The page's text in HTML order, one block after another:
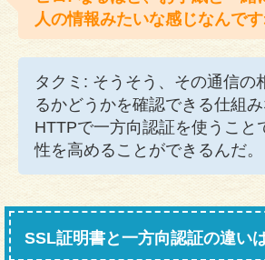
人の情報みたいな感じなんです
タクミ: そうそう、その通信の
るかどうかを確認できる仕組み
HTTPで一方向認証を使うこと
性を高めることができるんだ。
SSL証明書と一方向認証の違い